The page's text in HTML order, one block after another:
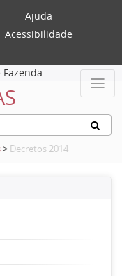
Ajuda
Acessibilidade
> Decretos 2014